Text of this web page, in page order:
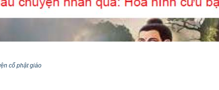
cổ phật giáo